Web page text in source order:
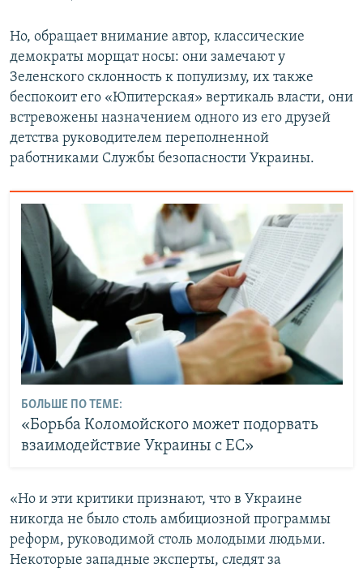
Но, обращает внимание автор, классические
демократы морщат носы: они замечают у
Зеленского склонность к популизму, их также
беспокоит его «Юпитерская» вертикаль власти, они
встревожены назначением одного из его друзей
детства руководителем переполненной
работниками Службы безопасности Украины.
БОЛЬШЕ ПО ТЕМЕ:
«Борьба Коломойского может подорвать
взаимодействие Украины с ЕС»
«Но и эти критики признают, что в Украине
никогда не было столь амбициозной программы
реформ, руководимой столь молодыми людьми.
Некоторые западные эксперты, следят за